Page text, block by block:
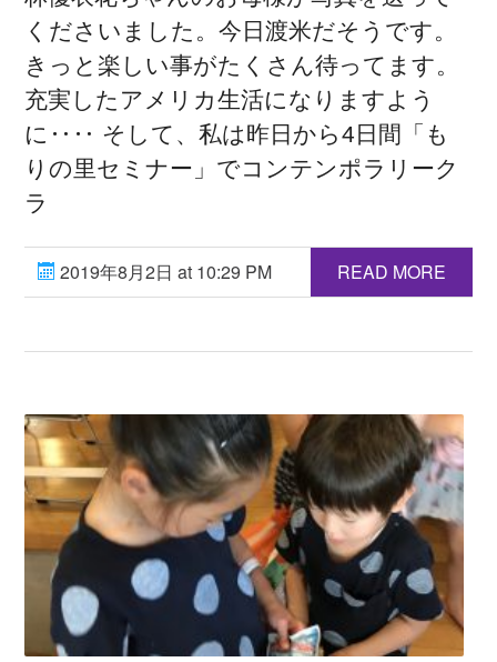
くださいました。今日渡米だそうです。
きっと楽しい事がたくさん待ってます。
充実したアメリカ生活になりますよう
に‥‥ そして、私は昨日から4日間「も
りの里セミナー」でコンテンポラリーク
ラ
2019年8月2日 at 10:29 PM READ MORE